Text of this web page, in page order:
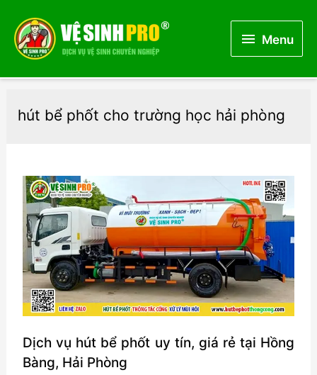
MenuMenu
hút bể phốt cho trường học hải phòng
Dịch vụ hút bể phốt uy tín, giá rẻ tại Hồng
Bàng, Hải Phòng